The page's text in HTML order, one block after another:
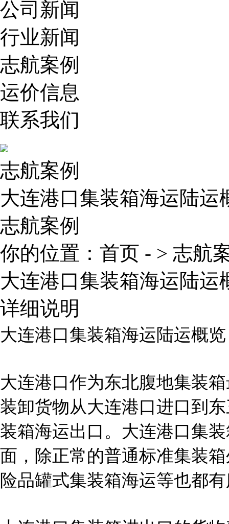
公司新闻
行业新闻
志航案例
运价信息
联系我们
志航案例
大连港口集装箱海运陆运
志航案例
你的位置： 首页 - > 志航
大连港口集装箱海运陆运
详细说明
大连港口集装箱海运陆运概览
大连港口作为东北腹地集装
装卸货物从大连港口进口到
装箱海运出口。大连港口集
面，除正常的普通标准集装
险品罐式集装箱海运等也都